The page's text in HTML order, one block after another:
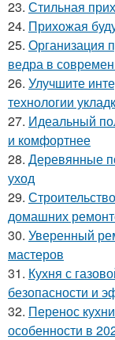
23. Стильная
24. Прихожая
25. Организация
ведра в
26. Улучшите
технологии
27. Идеальный
и комфортнее
28. Деревянные
уход
29.
домашних
30. Уверенный
мастеров
31. Кухня с
безопасности и
32. Перенос
особенности в